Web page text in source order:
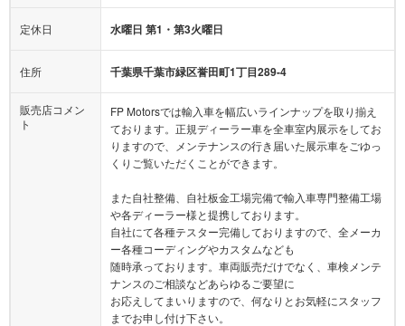
定休日 水曜日 第1・第3火曜日
住所 千葉県千葉市緑区誉田町1丁目289-4
販売店コメン
ト
FP Motorsでは輸入車を幅広いラインナップを取り揃え
ております。正規ディーラー車を全車室内展示をしてお
りますので、メンテナンスの行き届いた展示車をごゆっ
くりご覧いただくことができます。
また自社整備、自社板金工場完備で輸入車専門整備工場
や各ディーラー様と提携しております。
自社にて各種テスター完備しておりますので、全メーカ
ー各種コーディングやカスタムなども
随時承っております。車両販売だけでなく、車検メンテ
ナンスのご相談などあらゆるご要望に
お応えしてまいりますので、何なりとお気軽にスタッフ
までお申し付け下さい。